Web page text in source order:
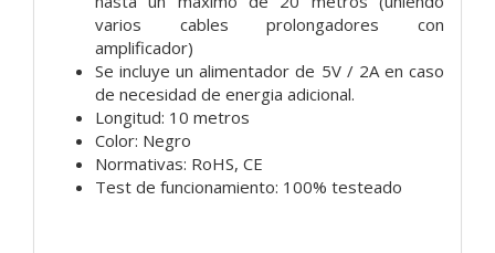
varios cables prolongadores con
amplificador)
Se incluye un alimentador de 5V / 2A en caso
de necesidad de energia adicional.
Longitud: 10 metros
Color: Negro
Normativas: RoHS, CE
Test de funcionamiento: 100% testeado